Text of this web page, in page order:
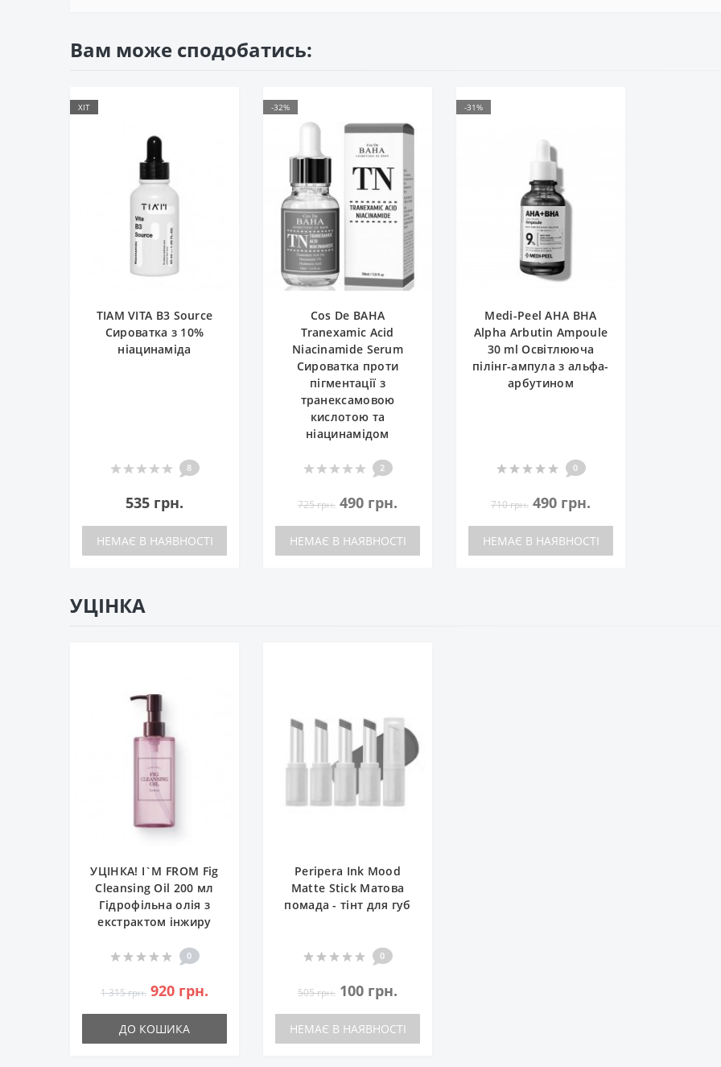
Вам може сподобатись:
ХІТ
TIAM VITA B3 Source
Сироватка з 10%
ніацинаміда
8
535 грн.
НЕМАЄ В НАЯВНОСТІ
-32%
Cos De BAHA
Tranexamic Acid
Niacinamide Serum
Сироватка проти
пігментації з
транексамовою
кислотою та
ніацинамідом
2
725 грн. 490 грн.
НЕМАЄ В НАЯВНОСТІ
-31%
Medi-Peel AHA BHA
Alpha Arbutin Ampoule
30 ml Освітлююча
пілінг-ампула з альфа-
арбутином
0
710 грн. 490 грн.
НЕМАЄ В НАЯВНОСТІ
УЦІНКА
УЦІНКА! I`M FROM Fig
Cleansing Oil 200 мл
Гідрофільна олія з
екстрактом інжиру
0
1 315 грн. 920 грн.
ДО КОШИКА
Peripera Ink Mood
Matte Stick Матова
помада - тінт для губ
0
505 грн. 100 грн.
НЕМАЄ В НАЯВНОСТІ